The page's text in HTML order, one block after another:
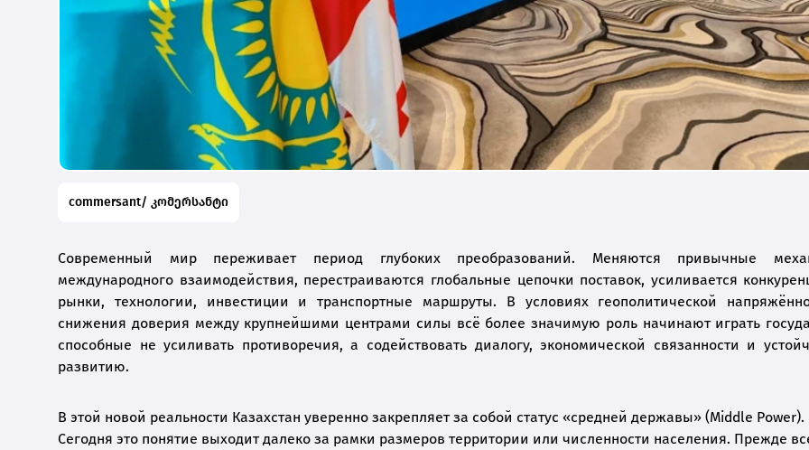
commersant/ კომერსანტი
Современный мир переживает период глубоких преобразований. Меняются привычные
международного взаимодействия, перестраиваются глобальные цепочки поставок, усиливается
рынки, технологии, инвестиции и транспортные маршруты. В условиях геополитической
снижения доверия между крупнейшими центрами силы всё более значимую роль начинают играть
способные не усиливать противоречия, а содействовать диалогу, экономической связанности и
развитию.
В этой новой реальности Казахстан уверенно закрепляет за собой статус «средней державы» (Middle Power).
Сегодня это понятие выходит далеко за рамки размеров территории или численности населения. Прежде